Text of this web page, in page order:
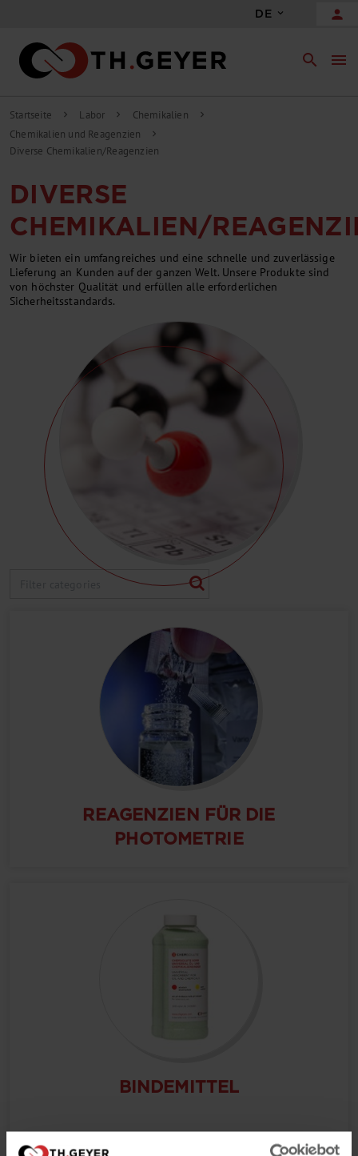
DE person
search menu
Startseite chevron_right Labor chevron_right Chemikalien chevron_right
Chemikalien und Reagenzien chevron_right
Diverse Chemikalien/Reagenzien
DIVERSE
CHEMIKALIEN/
Wir bieten ein umfangreiches und eine schnelle und zuverlässige
Lieferung an Kunden auf der ganzen Welt. Unsere Produkte sind
von höchster Qualität und erfüllen alle erforderlichen
Sicherheitsstandards.
REAGENZIEN FÜR DIE
PHOTOMETRIE
BINDEMITTEL